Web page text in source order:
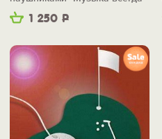
1 250 Р
со мной"